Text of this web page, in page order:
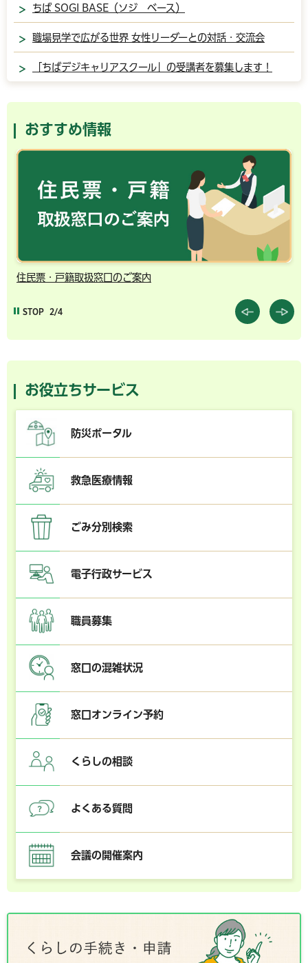
ちば SOGI BASE（ソジ ベース）
職場見学で広がる世界 女性リーダーとの対話・交流会
「ちばデジキャリアスクール」の受講者を募集します！
おすすめ情報
民票・戸籍取扱窓口のご案内
STOP 3/4
お役立ちサービス
防災ポータル
救急医療情報
ごみ分別検索
電子行政サービス
職員募集
窓口の混雑状況
窓口オンライン予約
くらしの相談
よくある質問
会議の開催案内